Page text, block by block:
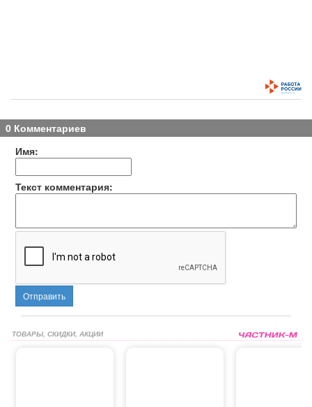
0 Комментариев
Имя:
Текст комментария:
Отправить
ТОВАРЫ, СКИДКИ, АКЦИИ